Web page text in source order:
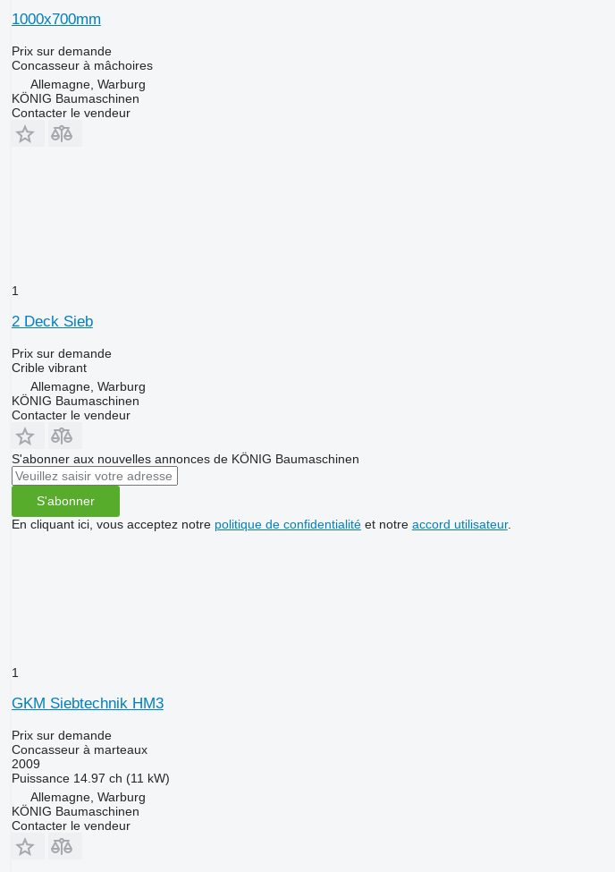
1000x700mm
Prix sur demande
Concasseur à mâchoires
Allemagne, Warburg
KÖNIG Baumaschinen
Contacter le vendeur
1
2 Deck Sieb
Prix sur demande
Crible vibrant
Allemagne, Warburg
KÖNIG Baumaschinen
Contacter le vendeur
S'abonner aux nouvelles annonces de KÖNIG Baumaschinen
S'abonner
En cliquant ici, vous acceptez notre politique de confidentialitéet notre accord utilisateur.
1
GKM Siebtechnik HM3
Prix sur demande
Concasseur à marteaux
2009
Puissance 14.97 ch (11 kW)
Allemagne, Warburg
KÖNIG Baumaschinen
Contacter le vendeur